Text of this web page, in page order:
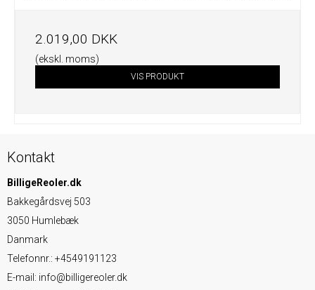
2.019,00 DKK
(ekskl. moms)
VIS PRODUKT
Kontakt
BilligeReoler.dk
Bakkegårdsvej 503
3050 Humlebæk
Danmark
Telefonnr.: +4549191123
E-mail : info@billigereoler.dk